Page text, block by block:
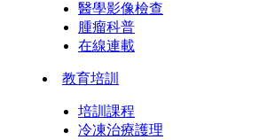
醫學影像檢查
腫瘤科普
在線連載
教育培訓
培訓課程
冷凍治療護理